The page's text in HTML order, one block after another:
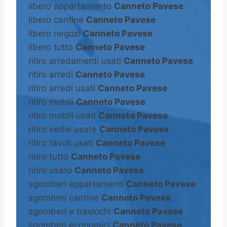
libero appartamento Canneto Pavese
libero cantine Canneto Pavese
libero negozi Canneto Pavese
libero tutto Canneto Pavese
ritiro arredamenti usati Canneto Pavese
ritiro arredi Canneto Pavese
ritiro arredi usati Canneto Pavese
ritiro mobili Canneto Pavese
ritiro mobili usati Canneto Pavese
ritiro sedie usate Canneto Pavese
ritiro tavoli usati Canneto Pavese
ritiro tutto Canneto Pavese
ritiro usato Canneto Pavese
sgomberi appartamenti Canneto Pavese
sgomberi cantine Canneto Pavese
sgomberi e traslochi Canneto Pavese
sgomberi economici Canneto Pavese